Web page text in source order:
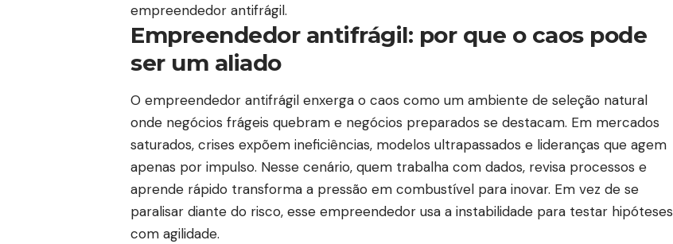
empreendedor antifrágil.
Empreendedor antifrágil: por que o caos pode
ser um aliado
O empreendedor antifrágil enxerga o caos como um ambiente de seleção natural
onde negócios frágeis quebram e negócios preparados se destacam. Em mercados
saturados, crises expõem ineficiências, modelos ultrapassados e lideranças que agem
apenas por impulso. Nesse cenário, quem trabalha com dados, revisa processos e
aprende rápido transforma a pressão em combustível para inovar. Em vez de se
paralisar diante do risco, esse empreendedor usa a instabilidade para testar hipóteses
com agilidade.